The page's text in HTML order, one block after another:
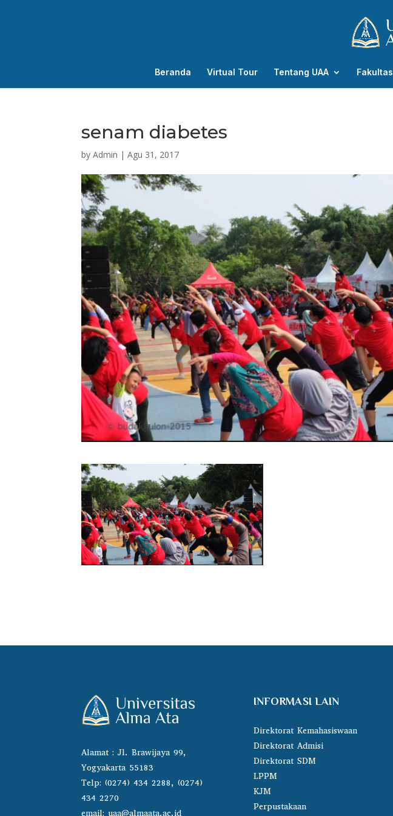
Beranda Virtual Tour Tentang UAA Fakultas
senam diabetes
byAdmin |Agu 31, 2017
Alamat : Jl. Brawijaya 99,
Yogyakarta 55183
Telp: (0274) 434 2288, (0274)
434 2270
email:uaa@almaata.ac.id
INFORMASI LAIN
Direktorat Kemahasiswaan
Direktorat Admisi
Direktorat SDM
LPPM
KJM
Perpustakaan